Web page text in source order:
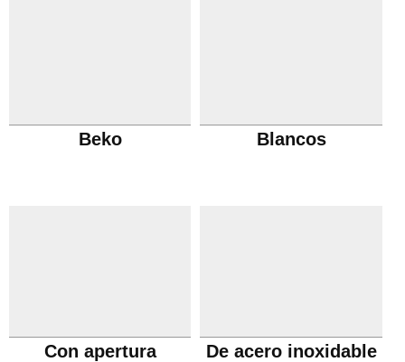
Beko Blancos
Con apertura
De acero inoxidable